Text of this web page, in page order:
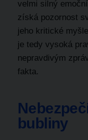
velmi silný
získá pozornost
jeho kritické
je tedy vysoká
nepravdivým
fakta.
bubliny